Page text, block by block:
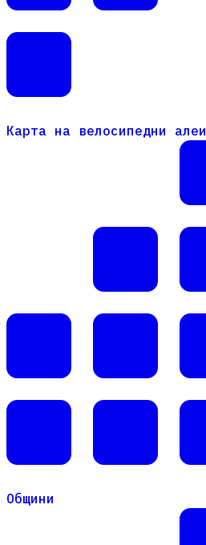
Карта на велосипедни алеи
Карта на велосипедни алеи
Общини